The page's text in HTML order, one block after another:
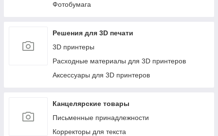
Фотобумага
Решения для 3D печати
3D принтеры
Расходные материалы для 3D принтеров
Аксессуары для 3D принтеров
Канцелярские товары
Письменные принадлежности
Корректоры для текста